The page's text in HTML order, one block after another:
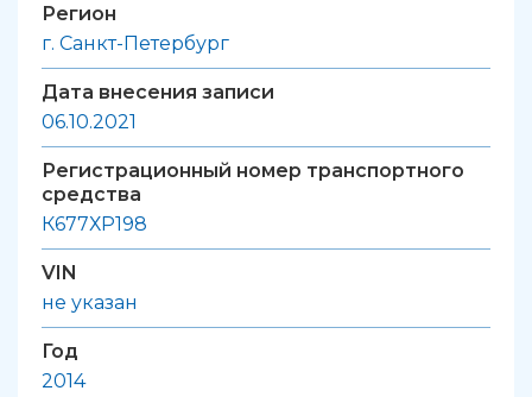
Регион
г. Санкт-Петербург
Дата внесения записи
06.10.2021
Регистрационный номер транспортного
средства
К677ХР198
VIN
не указан
Год
2014